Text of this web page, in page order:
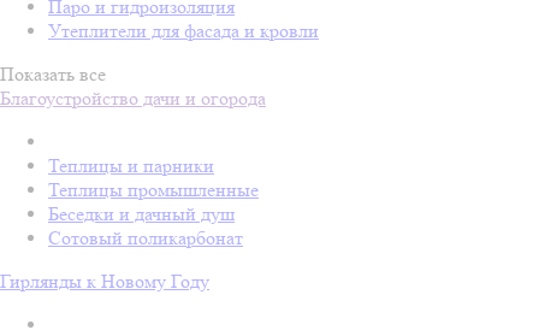
Паро и гидроизоляция
Утеплители для фасада и кровли
Показать все
Благоустройство дачи и огорода
Теплицы и парники
Теплицы промышленные
Беседки и дачный душ
Сотовый поликарбонат
Гирлянды к Новому Году